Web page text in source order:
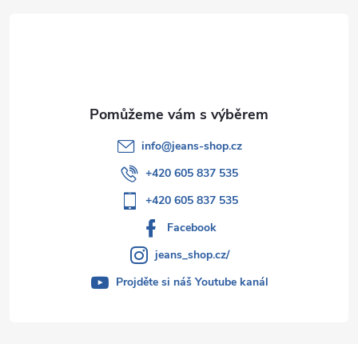
info@jeans-shop.cz
+420 605 837 535
+420 605 837 535
Facebook
jeans_shop.cz/
Projděte si náš Youtube kanál